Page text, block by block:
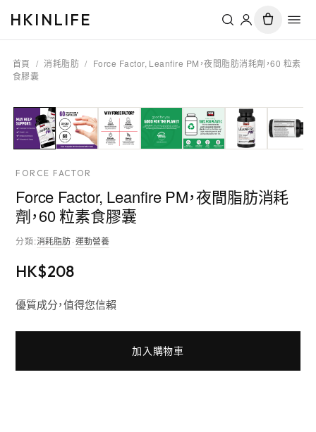
HKINLIFE
首頁 / 消耗脂肪 / Force Factor, Leanfire PM，夜間脂肪消耗劑，60 粒素
食膠囊
FORCE FACTOR
Force Factor, Leanfire PM，夜間脂肪消耗
劑，60 粒素食膠囊
分類:消耗脂肪·運動營養
HK$208
優質成分，值得您信賴
加入購物車